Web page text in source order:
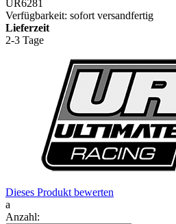
UR6281
Verfügbarkeit: sofort versandfertig
Lieferzeit
2-3 Tage
Dieses Produkt bewerten
a
Anzahl: